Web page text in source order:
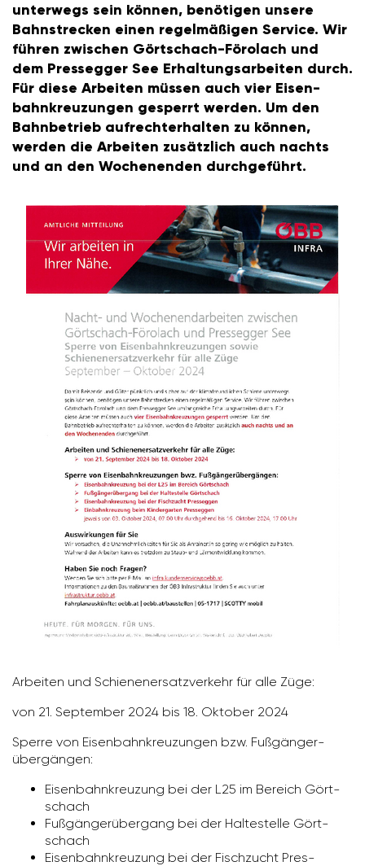
unter­wegs sein können, benö­tigen unsere
Bahn­stre­cken einen regel­mä­ßigen Service. Wir
führen zwischen Gört­schach-Förolach und
dem Pres­segger See Erhal­tungs­ar­beiten durch.
Für diese Arbeiten müssen auch vier Eisen­
bahn­kreu­zungen gesperrt werden. Um den
Bahn­be­trieb aufrecht­er­halten zu können,
werden die Arbeiten zusätz­lich auch nachts
und an den Wochen­enden durch­ge­führt.
Arbeiten und Schie­nen­er­satz­ver­kehr für alle Züge:
von 21. September 2024 bis 18. Oktober 2024
Sperre von Eisen­bahn­kreu­zungen bzw. Fußgän­ger­
über­gängen:
Eisen­bahn­kreu­zung bei der L25 im Bereich Gört­
schach
Fußgän­ger­über­gang bei der Halte­stelle Gört­
schach
Eisen­bahn­kreu­zung bei der Fisch­zucht Pres­